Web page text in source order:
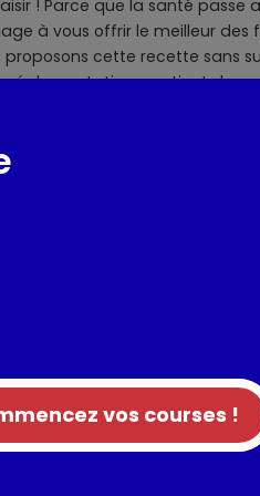
! Parce que la santé passe
à vous offrir le meilleur des
cette recette sans
contient des
à la réglementation,
; Fruits origine France ; Pommes
= 1 portion de fruit ; Nutri-Score
/ Allergènes
origine France 35,0 %, jus
l'acidité), antioxydant :
vos courses !